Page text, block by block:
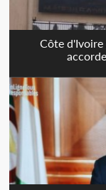
Côte d'Ivoire